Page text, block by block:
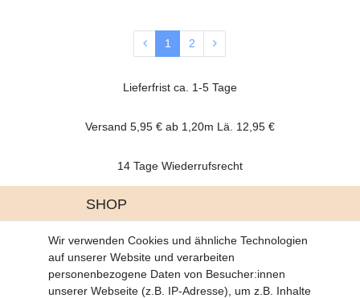
1 2
Lieferfrist ca. 1-5 Tage
Versand 5,95 € ab 1,20m Lä. 12,95 €
14 Tage Wiederrufsrecht
SHOP
Battrerie Gesetz
Fragen und Antworten
Zahlungsarten
Wir verwenden Cookies und ähnliche Technologien
auf unserer Website und verarbeiten
personenbezogene Daten von Besucher:innen
unserer Webseite (z.B. IP-Adresse), um z.B. Inhalte